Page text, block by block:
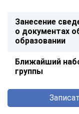
Занесение
о документах
образовании
Ближайший
группы